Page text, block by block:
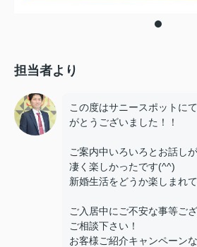
担当者より
この度はサニースポットに
がとうございました！！
ご案内中いろいろとお話し
凄く楽しかったです(^^)
新婚生活をどうか楽しまれ
ご入居中にご不安な事等ご
ご相談下さい！
お客様ご紹介キャンペーン